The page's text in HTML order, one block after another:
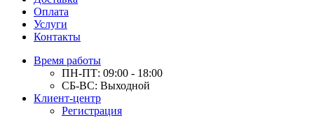
Оплата
Услуги
Контакты
Время работы
ПН-ПТ: 09:00 - 18:00
СБ-ВС: Выходной
Клиент-центр
Регистрация